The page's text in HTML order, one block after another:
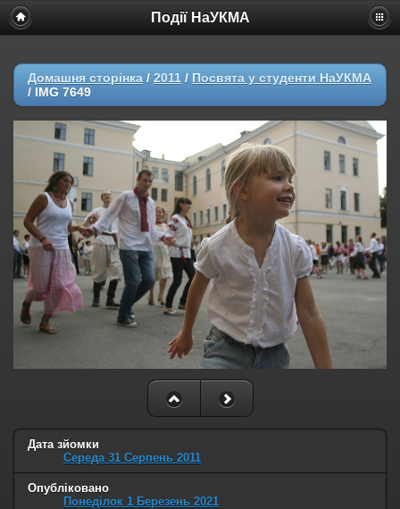
Події НаУКМА
Домашня сторінка / 2011 / Посвята у студенти НаУКМА
/ IMG 7649
Дата зйомки
Середа 31 Серпень 2011
Опубліковано
Понеділок 1 Березень 2021